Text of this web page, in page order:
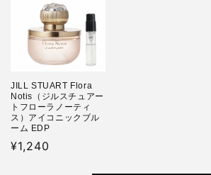
JILL STUART Flora
Notis（ジルスチュアー
トフローラノーティ
ス）アイコニックブル
ーム EDP
通
¥1,240